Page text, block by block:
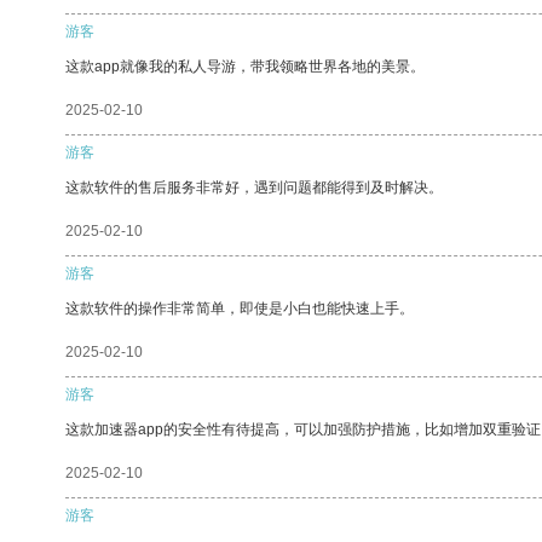
游客
这款app就像我的私人导游，带我领略世界各地的美景。
2025-02-10
游客
这款软件的售后服务非常好，遇到问题都能得到及时解决。
2025-02-10
游客
这款软件的操作非常简单，即使是小白也能快速上手。
2025-02-10
游客
这款加速器app的安全性有待提高，可以加强防护措施，比如增加双重验
2025-02-10
游客